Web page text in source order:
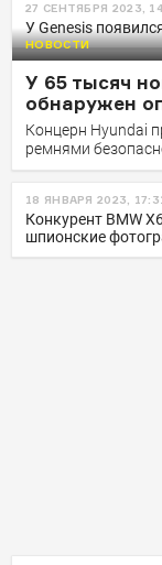
Genesis
GV80
Программа
27 СЕНТЯБРЯ 2023,
У Genesis
НОВОСТИ
У 65 тысяч
обнаружен
Концерн Hyundai
ремнями
18 ЯНВАРЯ 2023,
Конкурент BMW
шпионские